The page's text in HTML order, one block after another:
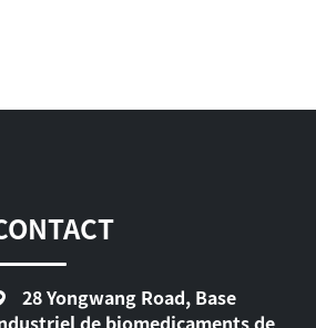
28 Yongwang Road, Base
de biomedicaments de